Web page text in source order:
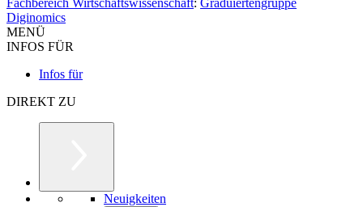
Diginomics
MENÜ
INFOS FÜR
Infos für
DIREKT ZU
Neuigkeiten